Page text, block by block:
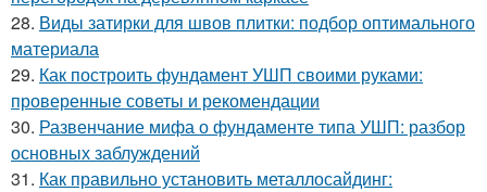
28. Виды затирки для швов плитки: подбор оптимального
материала
29. Как построить фундамент УШП своими руками:
проверенные советы и рекомендации
30. Развенчание мифа о фундаменте типа УШП: разбор
основных заблуждений
31. Как правильно установить металлосайдинг: